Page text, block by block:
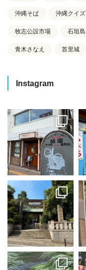
沖縄そば 沖縄クイズ
牧志公設市場 石垣島
青木さなえ 首里城
Instagram